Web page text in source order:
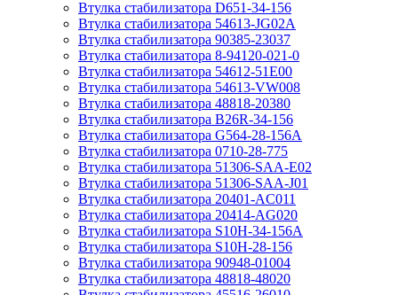
Втулка стабилизатора D651-34-156
Втулка стабилизатора 54613-JG02A
Втулка стабилизатора 90385-23037
Втулка стабилизатора 8-94120-021-0
Втулка стабилизатора 54612-51E00
Втулка стабилизатора 54613-VW008
Втулка стабилизатора 48818-20380
Втулка стабилизатора B26R-34-156
Втулка стабилизатора G564-28-156A
Втулка стабилизатора 0710-28-775
Втулка стабилизатора 51306-SAA-E02
Втулка стабилизатора 51306-SAA-J01
Втулка стабилизатора 20401-AC011
Втулка стабилизатора 20414-AG020
Втулка стабилизатора S10H-34-156A
Втулка стабилизатора S10H-28-156
Втулка стабилизатора 90948-01004
Втулка стабилизатора 48818-48020